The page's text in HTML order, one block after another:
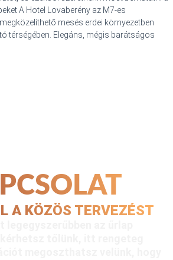
A Hotel Lovaberény az M7-es
mesés erdei környezetben
térségében. Elegáns, mégis barátságos
A KÖZÖS TERVEZÉST